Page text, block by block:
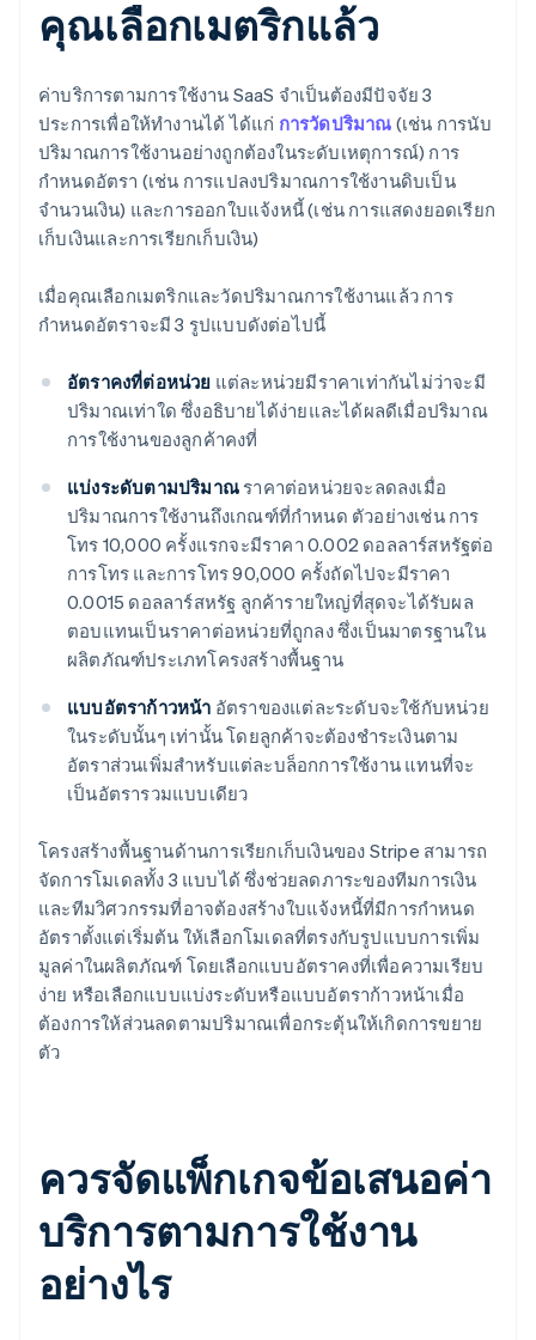
คุณเลือกเมตริกแล้ว
ค่าบริการตามการใช้งาน SaaS จำเป็นต้องมีปัจจัย 3
ประการเพื่อให้ทำงานได้ ได้แก่ การวัดปริมาณ (เช่น การนับ
ปริมาณการใช้งานอย่างถูกต้องในระดับเหตุการณ์) การ
กำหนดอัตรา (เช่น การแปลงปริมาณการใช้งานดิบเป็น
จำนวนเงิน) และการออกใบแจ้งหนี้ (เช่น การแสดงยอดเรียก
เก็บเงินและการเรียกเก็บเงิน)
เมื่อคุณเลือกเมตริกและวัดปริมาณการใช้งานแล้ว การ
กำหนดอัตราจะมี 3 รูปแบบดังต่อไปนี้
อัตราคงที่ต่อหน่วย แต่ละหน่วยมีราคาเท่ากันไม่ว่าจะมี
ปริมาณเท่าใด ซึ่งอธิบายได้ง่ายและได้ผลดีเมื่อปริมาณ
การใช้งานของลูกค้าคงที่
แบ่งระดับตามปริมาณ ราคาต่อหน่วยจะลดลงเมื่อ
ปริมาณการใช้งานถึงเกณฑ์ที่กำหนด ตัวอย่างเช่น การ
โทร 10,000 ครั้งแรกจะมีราคา 0.002 ดอลลาร์สหรัฐต่อ
การโทร และการโทร 90,000 ครั้งถัดไปจะมีราคา
0.0015 ดอลลาร์สหรัฐ ลูกค้ารายใหญ่ที่สุดจะได้รับผล
ตอบแทนเป็นราคาต่อหน่วยที่ถูกลง ซึ่งเป็นมาตรฐานใน
ผลิตภัณฑ์ประเภทโครงสร้างพื้นฐาน
แบบอัตราก้าวหน้า อัตราของแต่ละระดับจะใช้กับหน่วย
ในระดับนั้นๆ เท่านั้น โดยลูกค้าจะต้องชำระเงินตาม
อัตราส่วนเพิ่มสำหรับแต่ละบล็อกการใช้งาน แทนที่จะ
เป็นอัตรารวมแบบเดียว
โครงสร้างพื้นฐานด้านการเรียกเก็บเงินของ Stripe สามารถ
จัดการโมเดลทั้ง 3 แบบได้ ซึ่งช่วยลดภาระของทีมการเงิน
และทีมวิศวกรรมที่อาจต้องสร้างใบแจ้งหนี้ที่มีการกำหนด
อัตราตั้งแต่เริ่มต้น ให้เลือกโมเดลที่ตรงกับรูปแบบการเพิ่ม
มูลค่าในผลิตภัณฑ์ โดยเลือกแบบอัตราคงที่เพื่อความเรียบ
ง่าย หรือเลือกแบบแบ่งระดับหรือแบบอัตราก้าวหน้าเมื่อ
ต้องการให้ส่วนลดตามปริมาณเพื่อกระตุ้นให้เกิดการขยาย
ตัว
ควรจัดแพ็กเกจข้อเสนอค่า
บริการตามการใช้งาน
อย่างไร